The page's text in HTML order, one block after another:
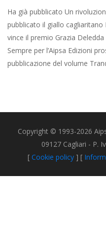
Ha già pubblicato Un
pubblicato il giallo
vince il premio Grazia
Sempre per l’Aipsa Edizioni
pubblicazione del volume
Copyright © 1993-2026
09127 Cagliari - P.
[ Cookie policy ] [